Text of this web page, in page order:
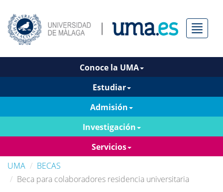
Menú
Conoce la UMA
Estudiar
Admisión
Investigación
Servicios
UMA
BECAS
Beca para colaboradores residencia universitaria